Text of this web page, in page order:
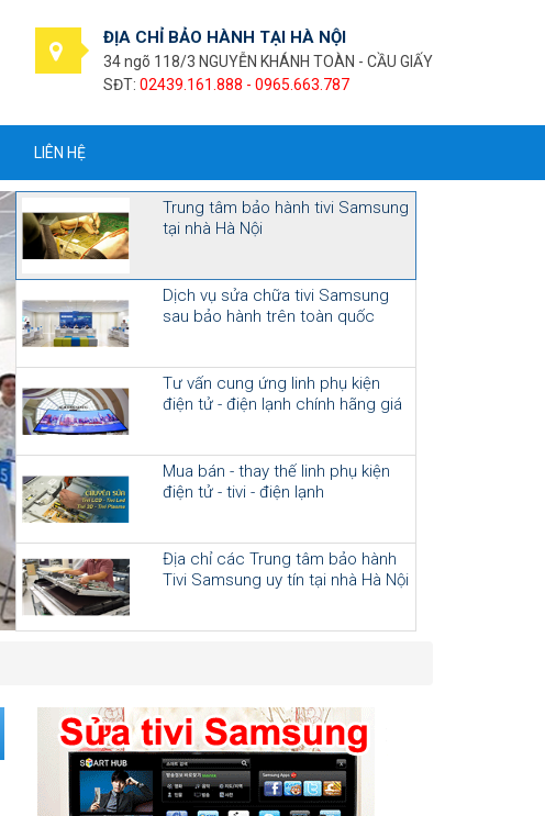
ĐỊA CHỈ BẢO HÀNH TẠI HÀ NỘI
34 ngõ 118/3 NGUYỄN KHÁNH TOÀN - CẦU GIẤY
SĐT: 02439.161.888 - 0965.663.787
LIÊN HỆ
Trung tâm bảo hành tivi Samsung
tại nhà Hà Nội
Dịch vụ sửa chữa tivi Samsung
sau bảo hành trên toàn quốc
Tư vấn cung ứng linh phụ kiện
điện tử - điện lạnh chính hãng giá
Mua bán - thay thế linh phụ kiện
điện tử - tivi - điện lạnh
Địa chỉ các Trung tâm bảo hành
Tivi Samsung uy tín tại nhà Hà Nội